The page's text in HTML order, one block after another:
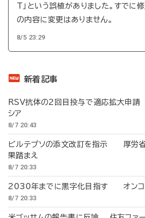
T」という誤植がありました。すでに
の内容に変更はありません。
8/5 23:29
新着記事
RSV抗体の2回目投与で適応拡大申
シア
8/7 20:43
ビルテプソの添文改訂を指示 厚労
果踏まえ
8/7 20:33
2030年までに黒字化目指す オンコ
8/7 20:33